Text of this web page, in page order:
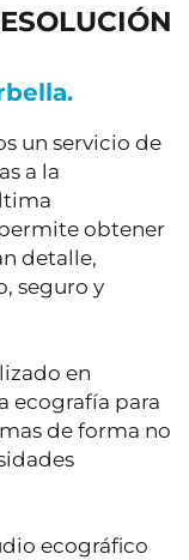
un servicio de
a la
obtener
detalle,
seguro y
en
ecografía para
de forma no
ecográfico